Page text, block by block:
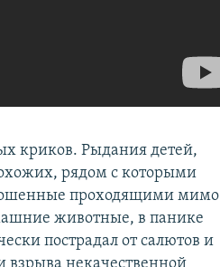
криков. Рыдания детей,
рядом с которыми
проходящими мимо
животные, в панике
пострадал от салютов и